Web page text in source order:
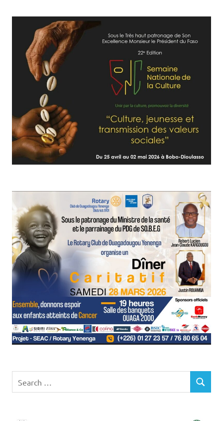
for:
SEARCH